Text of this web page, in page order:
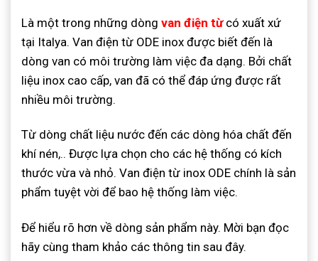
Là một trong những dòng van điện từcó xuất xứ
tại Italya. Van điện từ ODE inox được biết đến là
dòng van có môi trường làm việc đa dạng. Bởi chất
liệu inox cao cấp, van đã có thể đáp ứng được rất
nhiều môi trường.
Từ dòng chất liệu nước đến các dòng hóa chất đến
khí nén,.. Được lựa chọn cho các hệ thống có kích
thước vừa và nhỏ. Van điện từ inox ODE chính là sản
phẩm tuyệt vời để bao hệ thống làm việc.
Để hiểu rõ hơn về dòng sản phẩm này. Mời bạn đọc
hãy cùng tham khảo các thông tin sau đây.